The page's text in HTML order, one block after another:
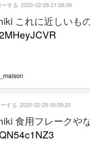
これに近しいも
ーする 2020-02-28 21:08:09
食用フレークや
する 2020-02-29 00:09:20